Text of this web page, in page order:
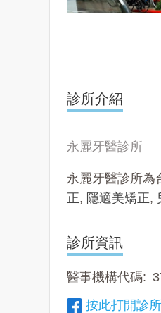
診所介紹
永麗牙醫診所
永麗牙醫診所為
正, 隱適美矯正,
診所資訊
醫事機構代碼
按此打開診